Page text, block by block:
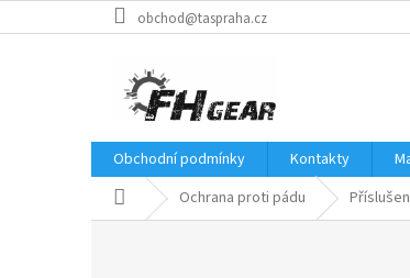
na
obchod@taspraha.cz
Obchodní podmínky Kontakty
Domů Ochrana proti pádu